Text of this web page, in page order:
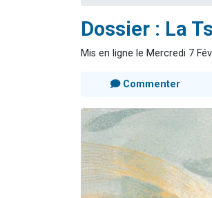
Dossier : La
Mis en ligne le Mercredi 7
Commenter